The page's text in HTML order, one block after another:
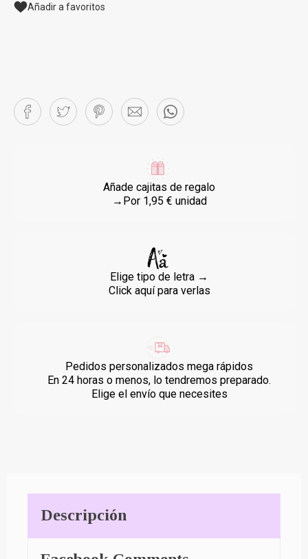
Añadir a favoritos
Añade cajitas de regalo
→Por 1,95 € unidad
Elige tipo de letra →
Click aquí para verlas
Pedidos personalizados mega rápidos
En 24 horas o menos, lo tendremos preparado.
Elige el envío que necesites
Descripción